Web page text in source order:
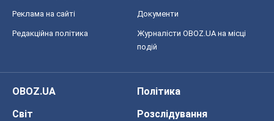
Реклама на сайті Документи
Редакційна політика
Журналісти OBOZ.UA на місці
подій
OBOZ.UA
Політика
Світ
Розслідування